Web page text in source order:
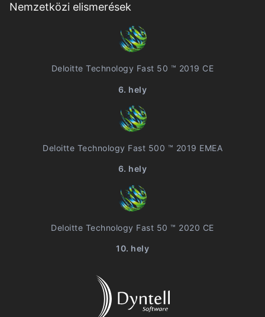
Nemzetközi elismerések
Deloitte Technology Fast 50 ™ 2019 CE
6. hely
Deloitte Technology Fast 500 ™ 2019 EMEA
6. hely
Deloitte Technology Fast 50 ™ 2020 CE
10. hely